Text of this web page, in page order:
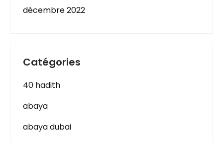
décembre 2022
Catégories
40 hadith
abaya
abaya dubai